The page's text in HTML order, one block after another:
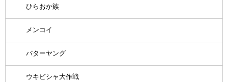
ひらおか族
メンコイ
バターヤング
ウキビシャ大作戦